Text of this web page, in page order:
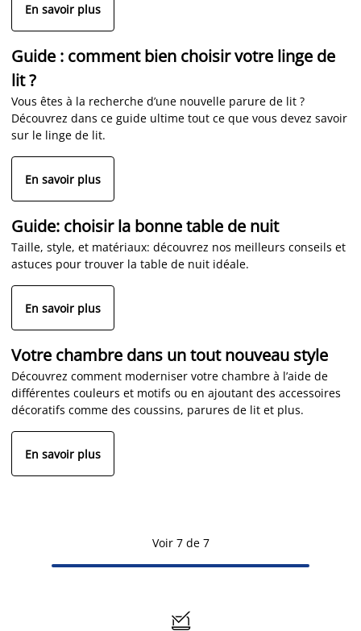
En savoir plus
Guide : comment bien choisir votre linge de
lit ?
Vous êtes à la recherche d’une nouvelle parure de lit ?
Découvrez dans ce guide ultime tout ce que vous devez savoir
sur le linge de lit.
En savoir plus
Guide: choisir la bonne table de nuit
Taille, style, et matériaux: découvrez nos meilleurs conseils et
astuces pour trouver la table de nuit idéale.
En savoir plus
Votre chambre dans un tout nouveau style
Découvrez comment moderniser votre chambre à l’aide de
différentes couleurs et motifs ou en ajoutant des accessoires
décoratifs comme des coussins, parures de lit et plus.
En savoir plus
Voir 7 de 7
